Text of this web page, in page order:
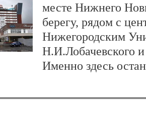
месте Нижнего
берегу, рядом с
Нижегородским
Н.И.Лобачевского
Именно здесь